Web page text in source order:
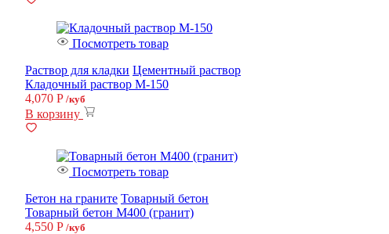
Посмотреть товар
Раствор для кладки Цементный раствор
Кладочный раствор М-150
4,070 Р /куб
В корзину
Посмотреть товар
Бетон на граните Товарный бетон
Товарный бетон М400 (гранит)
4,550 Р /куб